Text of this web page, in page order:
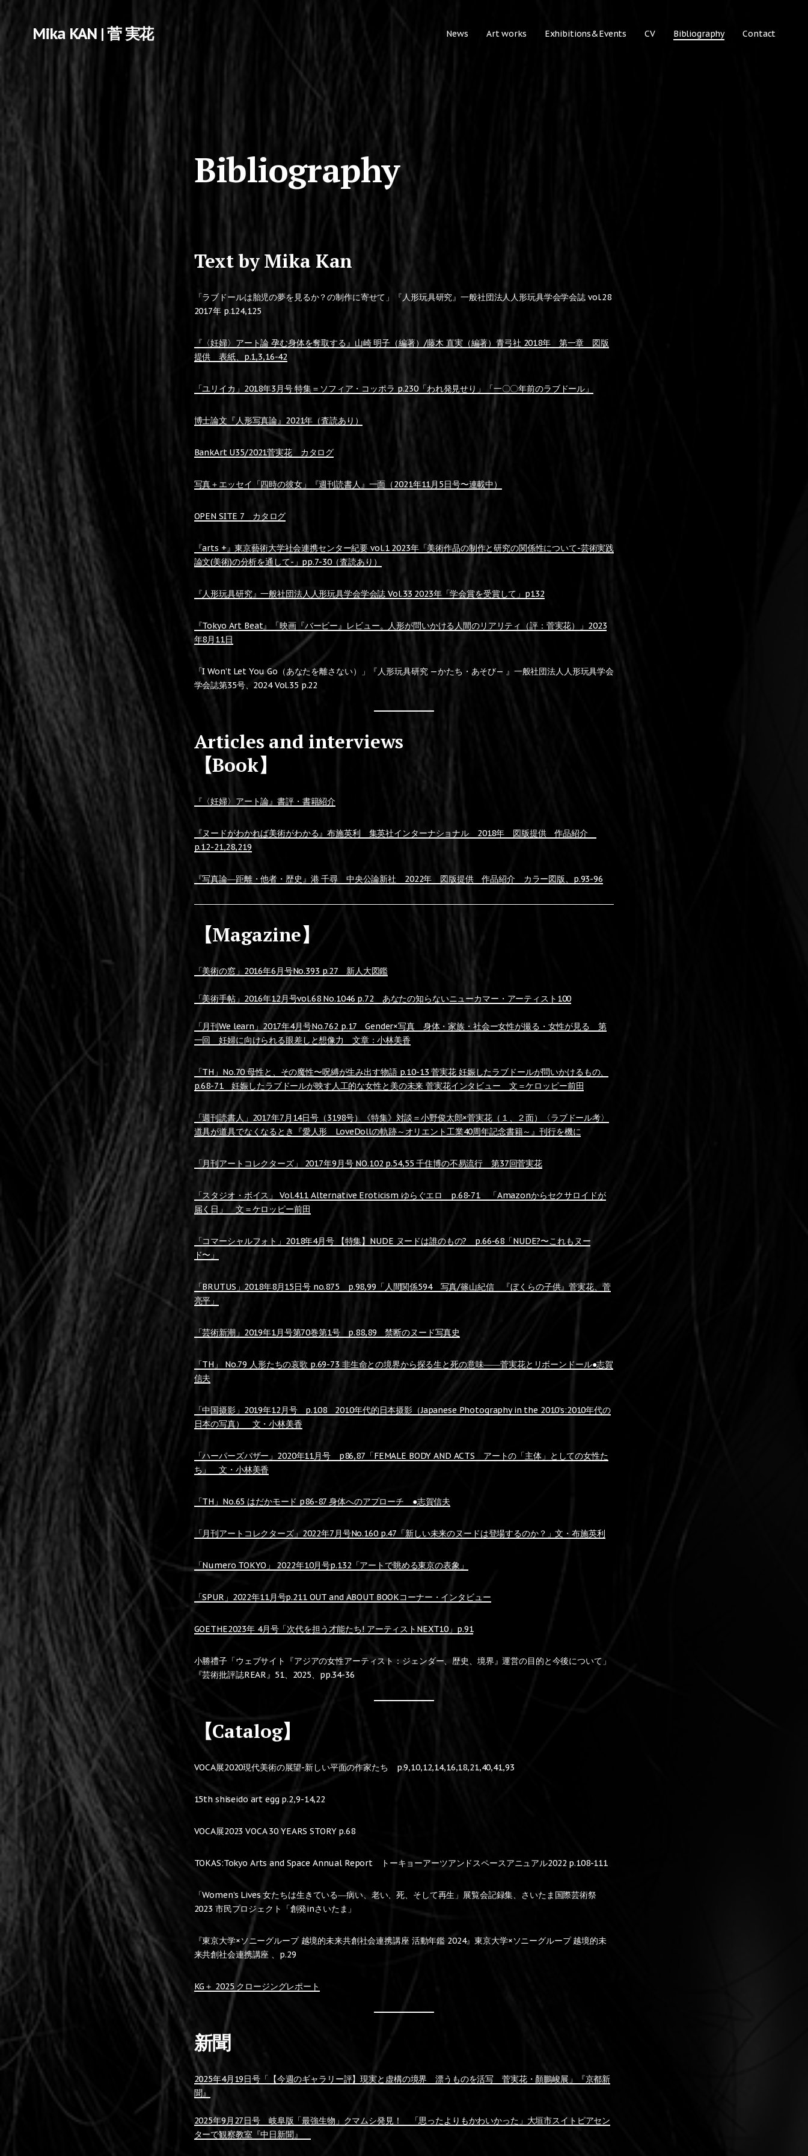
Mika KAN | 菅 実花 News Art works Exhibitions&Events CV Bibliography Contact
Bibliography
Text by Mika Kan
「ラブドールは胎児の夢を見るか？の制作に寄せて」『人形玩具研究』一般社団法人人形玩具学会学会誌 vol.28
2017年 p.124,125
『〈妊婦〉アート論 孕む身体を奪取する』山崎 明子（編著）/藤木 直実（編著）青弓社 2018年 第一章 図版
提供 表紙、p.1,3,16-42
「ユリイカ」2018年3月号 特集＝ソフィア・コッポラ p.230「われ発見せり」「一〇〇年前のラブドール」
博士論文『人形写真論』2021年（査読あり）
BankArt U35/2021菅実花 カタログ
写真＋エッセイ「四時の彼女」『週刊読書人』一面（2021年11月5日号〜連載中）
OPEN SITE 7 カタログ
『arts +』東京藝術大学社会連携センター紀要vol.1 2023年「美術作品の制作と研究の関係性について-芸術実践
論文(美術)の分析を通して-」pp.7-30（査読あり）
『人形玩具研究』一般社団法人人形玩具学会学会誌 Vol.33 2023年「学会賞を受賞して」p132
『Tokyo Art Beat』「映画『バービー』レビュー。人形が問いかける人間のリアリティ（評：菅実花）」2023
年8月11日
「I Won’t Let You Go（あなたを離さない）」『人形玩具研究 —かたち・あそび— 』一般社団法人人形玩具学会
学会誌第35号、2024 Vol.35 p.22
Articles and interviews
【Book】
『〈妊婦〉アート論』書評・書籍紹介
『ヌードがわかれば美術がわかる』布施英利 集英社インターナショナル 2018年 図版提供 作品紹介
p.12-21,28,219
『写真論―距離・他者・歴史』港 千尋 中央公論新社 2022年 図版提供 作品紹介 カラー図版、p.93-96
【Magazine】
「美術の窓」2016年6月号No.393 p.27 新人大図鑑
「美術手帖」2016年12月号vol.68 No.1046 p.72 あなたの知らないニューカマー・アーティスト100
「月刊We learn」2017年4月号No.762 p.17 Gender×写真 身体・家族・社会ー女性が撮る・女性が見る 第
一回 妊婦に向けられる眼差しと想像力 文章：小林美香
「TH」No.70 母性と、その魔性〜呪縛が生み出す物語 p.10-13 菅実花 妊娠したラブドールが問いかけるもの、
p.68-71 妊娠したラブドールが映す人工的な女性と美の未来 菅実花インタビュー 文＝ケロッピー前田
「週刊読書人」2017年7月14日号（3198号）《特集》対談＝小野俊太郎×菅実花（１、２面）〈ラブドール考〉
道具が道具でなくなるとき『愛人形 LoveDollの軌跡～オリエント工業40周年記念書籍～』刊行を機に
「月刊アートコレクターズ」 2017年9月号 NO.102 p.54,55 千住博の不易流行 第37回菅実花
「スタジオ・ボイス」 Vol.411 Alternative Eroticism ゆらぐエロ p.68-71 「Amazonからセクサロイドが
届く日」 文＝ケロッピー前田
「コマーシャルフォト」2018年4月号 【特集】NUDE ヌードは誰のもの? p.66-68「NUDE?〜これもヌー
ド〜」
「BRUTUS」2018年8月15日号 no.875 p.98,99「人間関係594 写真/篠山紀信 『ぼくらの子供』菅実花、菅
亮平」
「芸術新潮」2019年1月号第70巻第1号 p.88,89 禁断のヌード写真史
「TH」 No.79 人形たちの哀歌 p.69-73 非生命との境界から探る生と死の意味――菅実花とリボーンドール●志賀
信夫
「中国摄影」2019年12月号 p.108 2010年代的日本摄影（Japanese Photography in the 2010’s:2010年代の
日本の写真） 文・小林美香
「ハーパーズバザー」2020年11月号 p86,87「FEMALE BODY AND ACTS アートの「主体」としての女性た
ち」 文・小林美香
「TH」No.65 はだかモード p86-87 身体へのアプローチ ●志賀信夫
「月刊アートコレクターズ」2022年7月号No.160 p.47「新しい未来のヌードは登場するのか？」文・布施英利
「Numero TOKYO」 2022年10月号p.132「アートで眺める東京の表象」
「SPUR」2022年11月号p.211 OUT and ABOUT BOOKコーナー・インタビュー
GOETHE2023年 4月号「次代を担う才能たち! アーティストNEXT10」p.91
小勝禮子「ウェブサイト『アジアの女性アーティスト：ジェンダー、歴史、境界』運営の目的と今後について」
『芸術批評誌REAR』51、2025、pp.34-36
【Catalog】
VOCA展2020現代美術の展望-新しい平面の作家たち p.9,10,12,14,16,18,21,40,41,93
15th shiseido art egg p.2,9-14,22
VOCA展2023 VOCA 30 YEARS STORY p.68
TOKAS:Tokyo Arts and Space Annual Report トーキョーアーツアンドスペースアニュアル2022 p.108-111
「Women’s Lives 女たちは生きている―病い、老い、死、そして再生」展覧会記録集、さいたま国際芸術祭
2023 市民プロジェクト「創発inさいたま」
『東京大学×ソニーグループ 越境的未来共創社会連携講座 活動年鑑 2024』東京大学×ソニーグループ 越境的未
来共創社会連携講座 、p.29
KG＋ 2025 クロージングレポート
新聞
2025年4月19日号「【今週のギャラリー評】現実と虚構の境界 漂うものを活写 菅実花・顏鵬峻展」『京都新
聞』
2025年9月27日号 岐阜版「最強生物」クマムシ発見！ 「思ったよりもかわいかった」大垣市スイトピアセン
ターで観察教室『中日新聞』